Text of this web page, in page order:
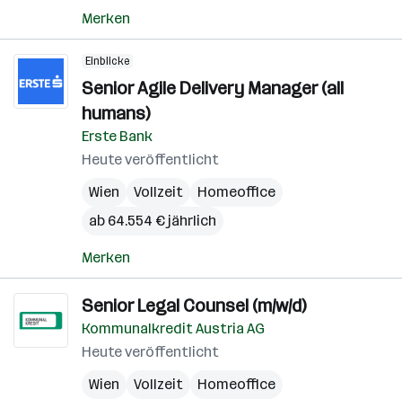
Merken
Einblicke
Senior Agile Delivery Manager (all
humans)
Erste Bank
Heute veröffentlicht
Wien
Vollzeit
Homeoffice
ab 64.554 € jährlich
Merken
Senior Legal Counsel (m/w/d)
Kommunalkredit Austria AG
Heute veröffentlicht
Wien
Vollzeit
Homeoffice